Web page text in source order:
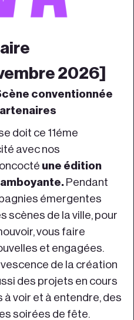
2026]
conventionnée
doit ce 11éme
avec nos
une édition
Pendant
émergentes
scènes de la ville, pour
vous faire
et engagées.
de la création
des projets en cours
voir et à entendre, des
soirées de fête.